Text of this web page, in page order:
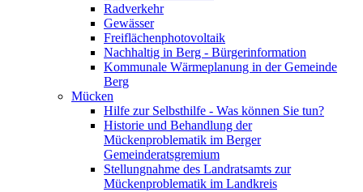
Radverkehr
Gewässer
Freiflächenphotovoltaik
Nachhaltig in Berg - Bürgerinformation
Kommunale Wärmeplanung in der Gemeinde
Berg
Mücken
Hilfe zur Selbsthilfe - Was können Sie tun?
Historie und Behandlung der
Mückenproblematik im Berger
Gemeinderatsgremium
Stellungnahme des Landratsamts zur
Mückenproblematik im Landkreis